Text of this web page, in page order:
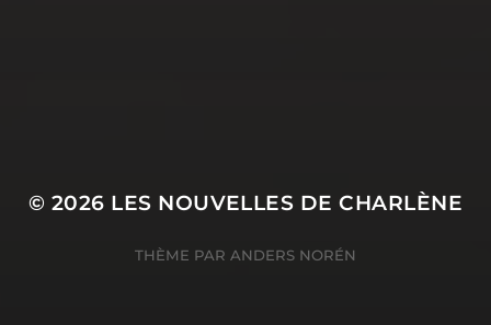
© 2026 LES NOUVELLES DE CHARLÈNE
THÈME PAR ANDERS NORÉN